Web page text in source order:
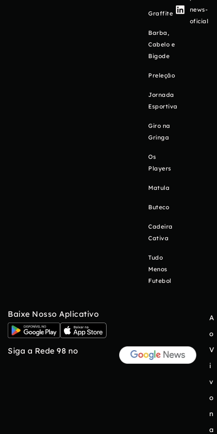
Graffite
Barba,
Cabelo e
Bigode
Preleção
Jornada
Esportiva
Giro na
Gringa
Os
Players
Matula
Buteco
Cadeira
Cativa
Tudo
Menos
Futebol
news-
oficial
Baixe Nosso Aplicativo
Siga a Rede 98 no
A
o
V
i
v
o
n
a